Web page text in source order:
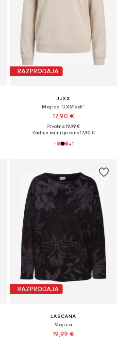
RAZPRODAJA
JJXX
Majica 'JXMadi'
17,90 €
Prvotno: 19,99 €
Zadnja najnižja cena17,90 €
+1
RAZPRODAJA
LASCANA
Majica
19,99 €